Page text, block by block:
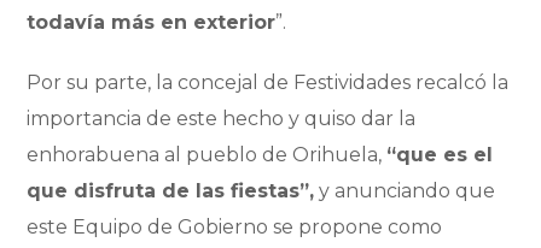
todavía más en exterior”.
Por su parte, la concejal de Festividades recalcó la
importancia de este hecho y quiso dar la
enhorabuena al pueblo de Orihuela, “que es el
que disfruta de las fiestas”, y anunciando que
este Equipo de Gobierno se propone como